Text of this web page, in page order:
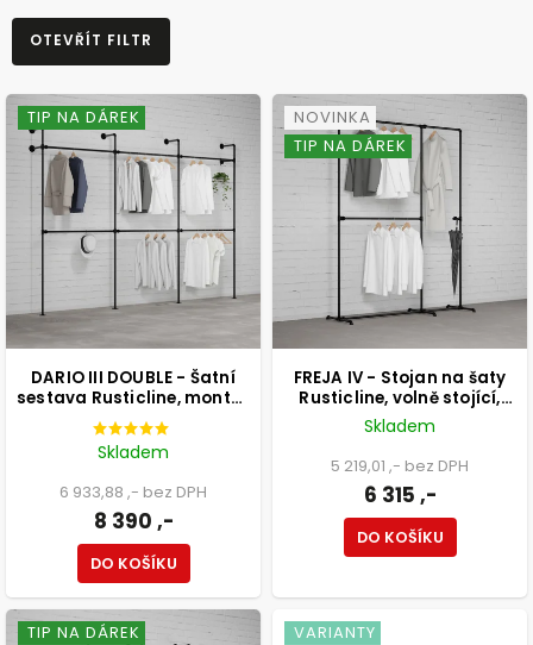
NEJPRODÁVANĚJŠÍ
NEJLEVNĚJŠÍ
NEJDRAŽŠÍ
ABECEDNĚ
OTEVŘÍT FILTR
TIP NA DÁREK
DARIO III DOUBLE - Šatní
sestava Rusticline, montáž
do stěny, 3330x2320mm
Skladem
6 933,88 ,- bez DPH
8 390 ,-
DO KOŠÍKU
NOVINKA
TIP NA DÁREK
FREJA IV - Stojan na šaty
Rusticline, volně stojící,
1700x2100mm
Skladem
5 219,01 ,- bez DPH
6 315 ,-
DO KOŠÍKU
TIP NA DÁREK
VARIANTY